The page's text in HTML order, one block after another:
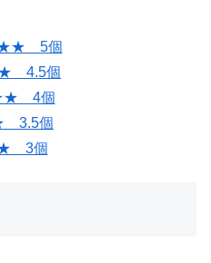
5個
4.5個
4個
個
3個